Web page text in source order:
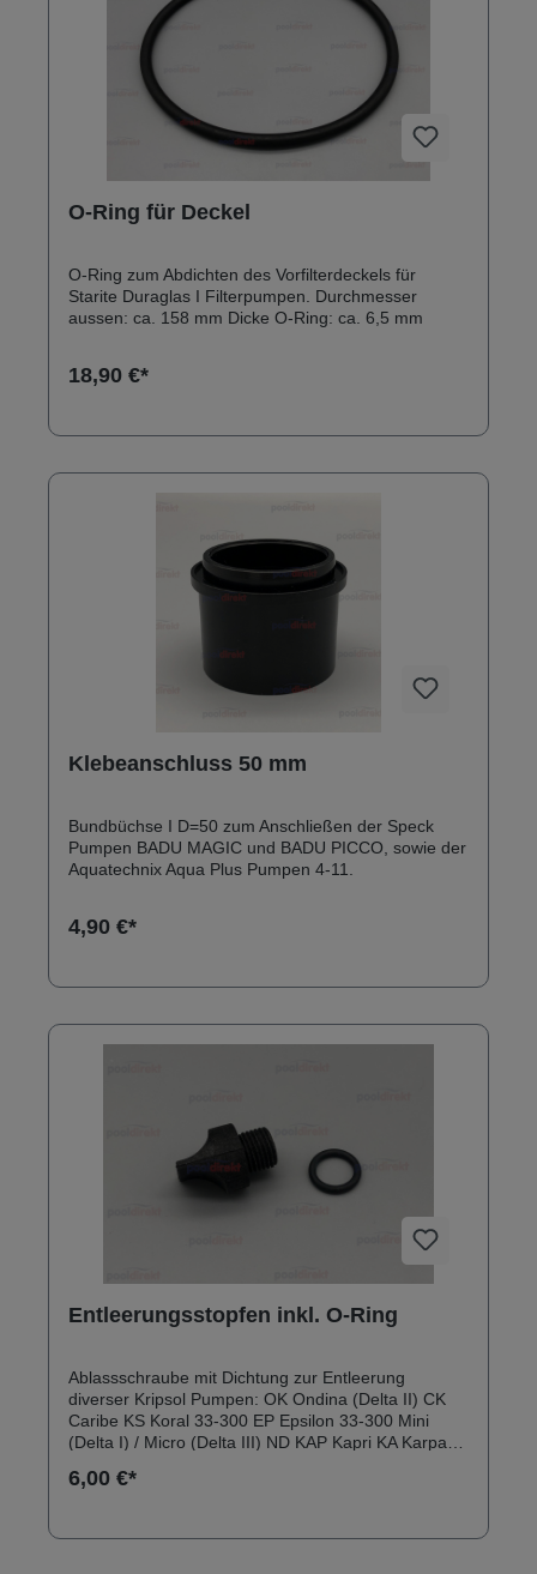
O-Ring für Deckel
O-Ring zum Abdichten des Vorfilterdeckels für
Starite Duraglas I Filterpumpen. Durchmesser
aussen: ca. 158 mm Dicke O-Ring: ca. 6,5 mm
18,90 €*
Klebeanschluss 50 mm
Bundbüchse I D=50 zum Anschließen der Speck
Pumpen BADU MAGIC und BADU PICCO, sowie der
Aquatechnix Aqua Plus Pumpen 4-11.
4,90 €*
Entleerungsstopfen inkl. O-Ring
Ablassschraube mit Dichtung zur Entleerung
diverser Kripsol Pumpen: OK Ondina (Delta II) CK
Caribe KS Koral 33-300 EP Epsilon 33-300 Mini
(Delta I) / Micro (Delta III) ND KAP Kapri KA Karpa
Länge Schraube: 28 mm Länge Gewinde: 10 mm
6,00 €*